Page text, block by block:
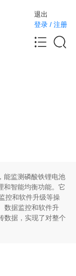
退出
登录 / 注册
能监测磷酸铁锂电池
和智能均衡功能。它
控和软件升级等操
数据监控和软件升
数据，实现了对整个